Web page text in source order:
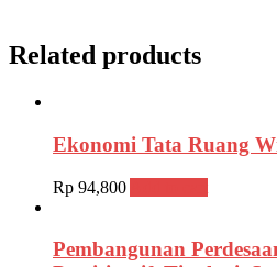
Related products
Ekonomi Tata Ruang
Rp 94,800
Pembangunan